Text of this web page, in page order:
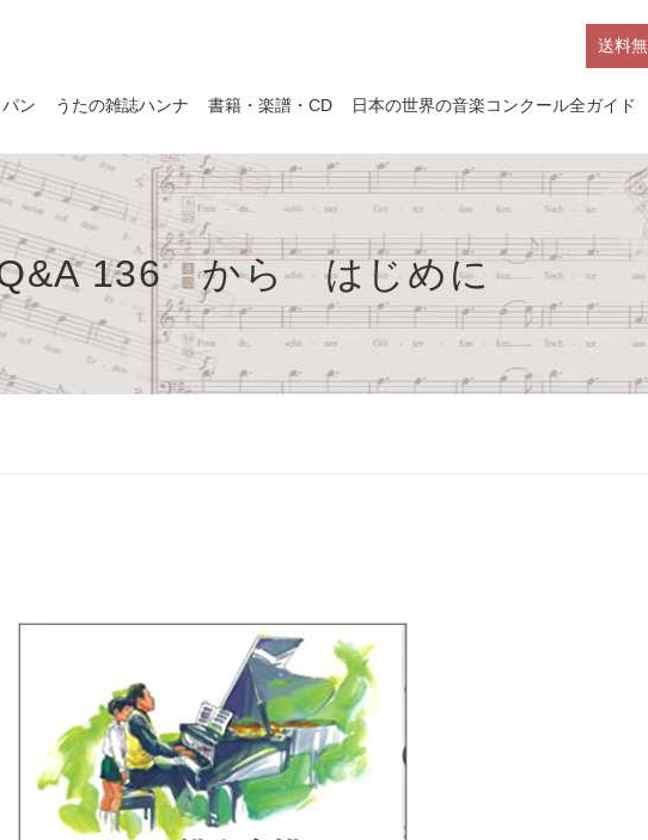
送料
ン うたの雑誌ハンナ 書籍・楽譜・CD 日本の世界の音楽コンクール全ガイド
Q&A 136 から はじめに